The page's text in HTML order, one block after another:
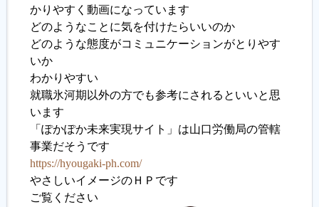
かりやすく動画になっています
どのようなことに気を付けたらいいのか
どのような態度がコミュニケーションがとりやす
いか
わかりやすい
就職氷河期以外の方でも参考にされるといいと思
います
「ぽかぽか未来実現サイト」は山口労働局の管轄
事業だそうです
https://hyougaki-ph.com/
やさしいイメージのＨＰです
ご覧ください